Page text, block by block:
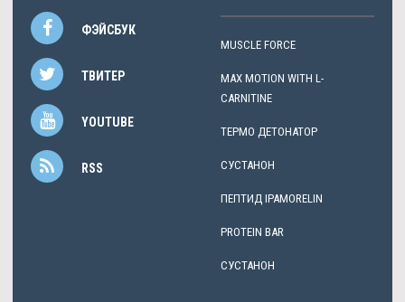
ФЭЙСБУК
ТВИТЕР
YOUTUBE
RSS
MUSCLE FORCE
MAX MOTION WITH L-
CARNITINE
ТЕРМО ДЕТОНАТОР
СУСТАНОН
ПЕПТИД IPAMORELIN
PROTEIN BAR
СУСТАНОН